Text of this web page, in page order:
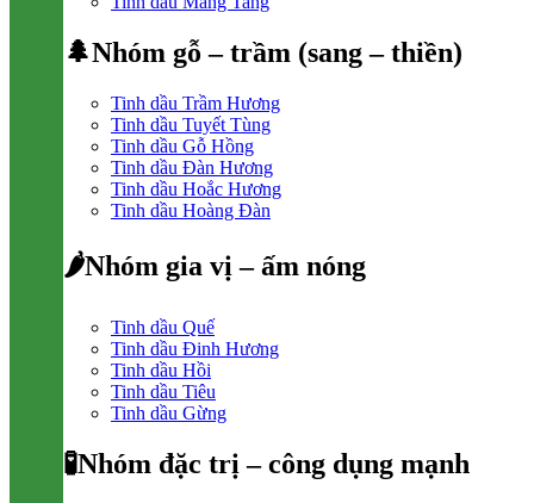
🌲Nhóm gỗ – trầm (sang – thiền)
Tinh dầu Trầm Hương
Tinh dầu Tuyết Tùng
Tinh dầu Gỗ Hồng
Tinh dầu Đàn Hương
Tinh dầu Hoắc Hương
Tinh dầu Hoàng Đàn
🌶Nhóm gia vị – ấm nóng
Tinh dầu Quế
Tinh dầu Đinh Hương
Tinh dầu Hồi
Tinh dầu Tiêu
Tinh dầu Gừng
🧪Nhóm đặc trị – công dụng mạnh